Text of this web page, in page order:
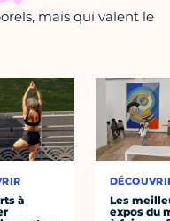
mais qui valent le
à
Les
expos du